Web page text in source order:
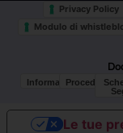
Privacy Policy
Modulo di
InformativaProcedura
Le tue